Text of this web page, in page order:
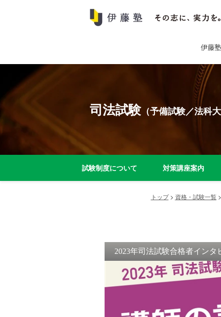
伊藤
司法試験 （予備試験／法科
試験制度について 対策講座案内
トップ> 資格・試験一覧